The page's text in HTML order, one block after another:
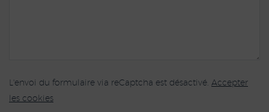
L'envoi du formulaire via reCaptcha est désactivé. Accepter
les cookies